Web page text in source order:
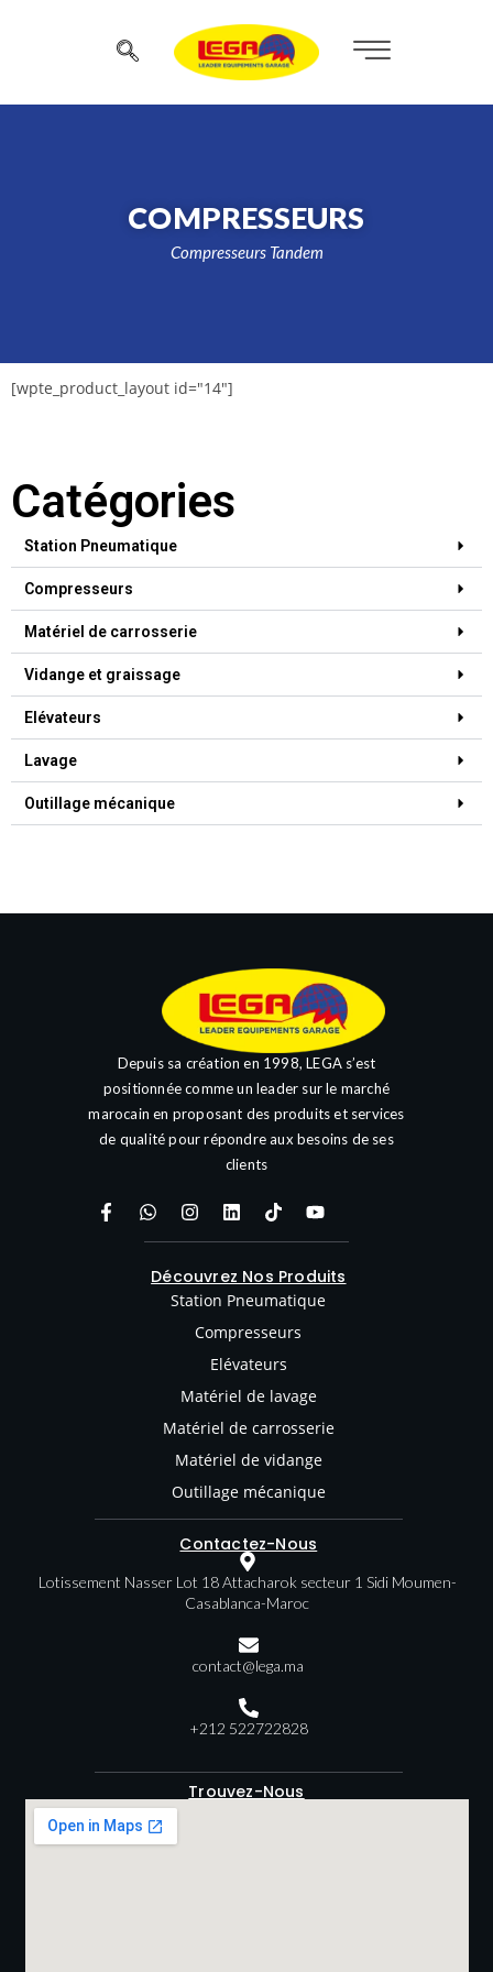
COMPRESSEURS
Compresseurs Tandem
Catégories
Station Pneumatique
Compresseurs
Matériel de carrosserie
Vidange et graissage
Elévateurs
Lavage
Outillage mécanique
[wpte_product_layout id="14"]
Depuis sa création en 1998, LEGA s’est
positionnée comme un leader sur le marché
marocain en proposant des produits et services
de qualité pour répondre aux besoins de ses
clients
Découvrez Nos Produits
Station Pneumatique
Compresseurs
Elévateurs
Matériel de lavage
Matériel de carrosserie
Matériel de vidange
Outillage mécanique
Contactez-Nous
Lotissement Nasser Lot 18 Attacharok secteur 1 Sidi Moumen-
Casablanca-Maroc
contact@lega.ma
+212 522722828
Trouvez-Nous